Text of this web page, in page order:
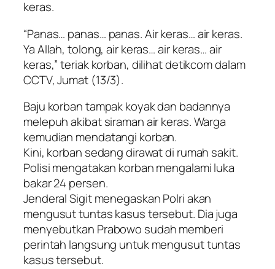
keras.
“Panas… panas… panas. Air keras… air keras.
Ya Allah, tolong, air keras… air keras… air
keras,” teriak korban, dilihat detikcom dalam
CCTV, Jumat (13/3).
Baju korban tampak koyak dan badannya
melepuh akibat siraman air keras. Warga
kemudian mendatangi korban.
Kini, korban sedang dirawat di rumah sakit.
Polisi mengatakan korban mengalami luka
bakar 24 persen.
Jenderal Sigit menegaskan Polri akan
mengusut tuntas kasus tersebut. Dia juga
menyebutkan Prabowo sudah memberi
perintah langsung untuk mengusut tuntas
kasus tersebut.